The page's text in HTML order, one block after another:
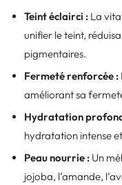
Teint éclairci : La
unifier le teint,
pigmentaires.
Fermeté renforcée :
améliorant sa
Hydratation
hydratation intense
Peau nourrie : Un
jojoba, l’amande,